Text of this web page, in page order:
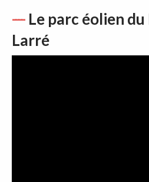
Le parc éolien
Larré